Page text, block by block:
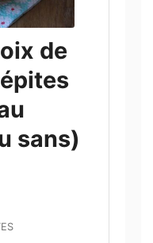
de
sans)